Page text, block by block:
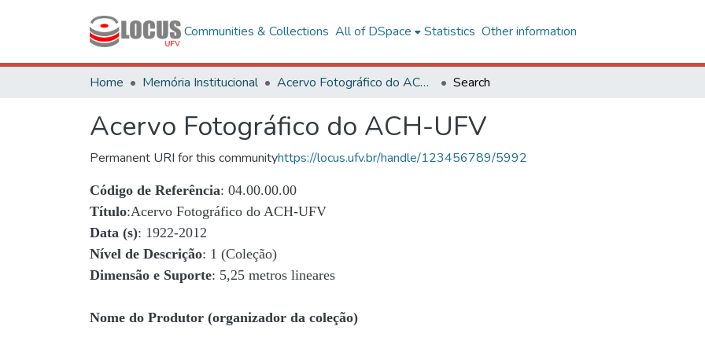
Communities & Collections All of DSpace Statistics Other information
Home Memória Institucional Acervo Fotográfico do ACH-UFV Search
Acervo Fotográfico do ACH-UFV
Permanent URI for this communityhttps://locus.ufv.br/handle/123456789/5992
Código de Referência: 04.00.00.00
Título:Acervo Fotográfico do ACH-UFV
Data (s): 1922-2012
Nível de Descrição: 1 (Coleção)
Dimensão e Suporte: 5,25 metros lineares
Nome do Produtor (organizador da coleção)